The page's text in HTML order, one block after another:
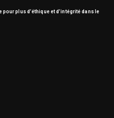
pour plus d’éthique et d’intégrité dans le